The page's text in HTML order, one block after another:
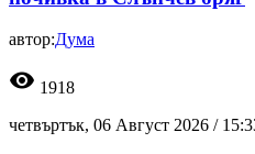
автор:Дума
visibility 1918
четвъртък, 06 Август 2026 /